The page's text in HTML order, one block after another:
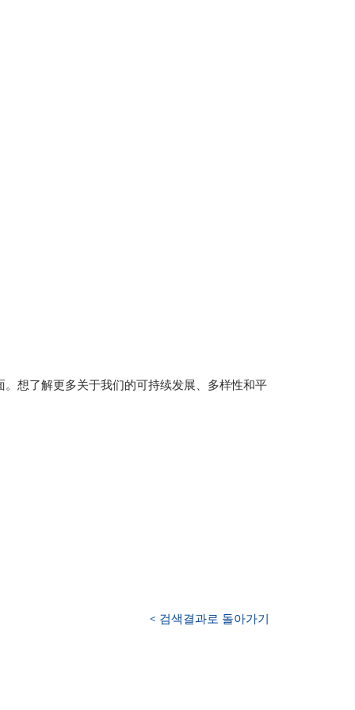
想了解更多关于我们的可持续发展、多样性和平
< 검색결과로 돌아가기